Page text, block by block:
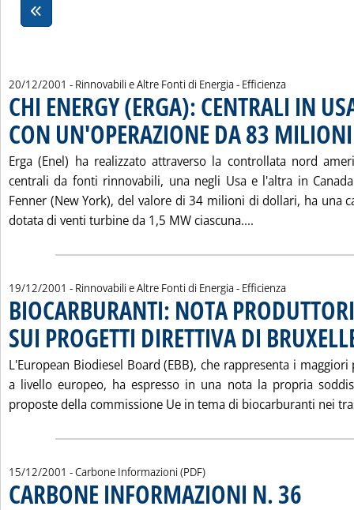
20/12/2001 - Rinnovabili e Altre Fonti di Energia - Efficienza
CHI ENERGY (ERGA): CENTRALI IN
CON UN'OPERAZIONE DA 83
Erga (Enel) ha realizzato attraverso la controllata nord
centrali da fonti rinnovabili, una negli Usa e l'altra in
Fenner (New York), del valore di 34 milioni di dollari, ha una
dotata di venti turbine da 1,5 MW ciascuna....
19/12/2001 - Rinnovabili e Altre Fonti di Energia - Efficienza
BIOCARBURANTI: NOTA
SUI PROGETTI DIRETTIVA DI
L'European Biodiesel Board (EBB), che rappresenta i
a livello europeo, ha espresso in una nota la propria
proposte della commissione Ue in tema di biocarburanti nei
15/12/2001 - Carbone Informazioni (PDF)
CARBONE INFORMAZIONI N. 36